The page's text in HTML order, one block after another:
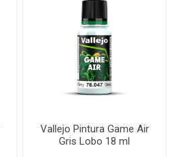
Vallejo Pintura Game Air
Gris Lobo 18 ml